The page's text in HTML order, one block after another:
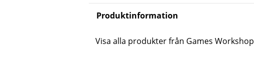
Produktinformation
Visa alla produkter från Games Workshop